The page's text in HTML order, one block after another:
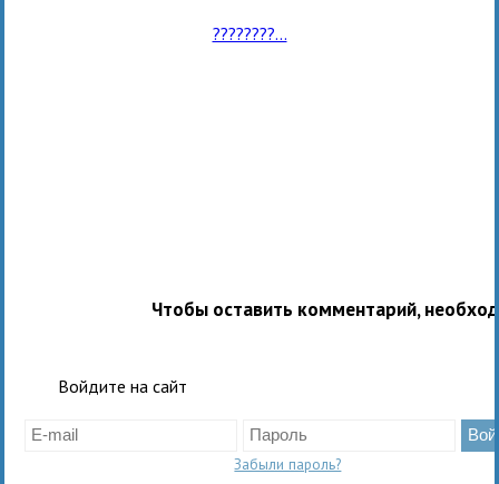
????????...
Чтобы оставить комментарий,
Войдите на сайт
Забыли пароль?